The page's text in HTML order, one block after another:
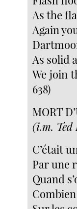
As the
Again
As solid
We join
638)
MORT
(i.m. Ted
C’était
Par une
Quand